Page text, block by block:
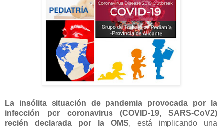
La insólita situación de pandemia provocada por la
infección por coronavirus (COVID-19, SARS-CoV2)
recién declarada por la OMS, está implicando una